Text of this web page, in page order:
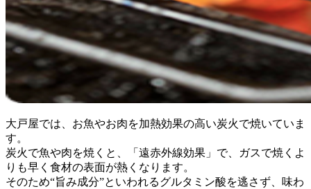
大戸屋では、お魚やお肉を加熱効果の高い炭火で焼いていま
す。
炭火で魚や肉を焼くと、「遠赤外線効果」で、ガスで焼くよ
りも早く食材の表面が熱くなります。
そのため“旨み成分”といわれるグルタミン酸を逃さず、味わ